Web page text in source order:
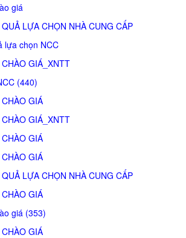
giá
LỰA CHỌN NHÀ CUNG CẤP
lựa chọn NCC
GIÁ_XNTT
(440)
GIÁ
GIÁ_XNTT
GIÁ
GIÁ
LỰA CHỌN NHÀ CUNG CẤP
GIÁ
giá (353)
GIÁ